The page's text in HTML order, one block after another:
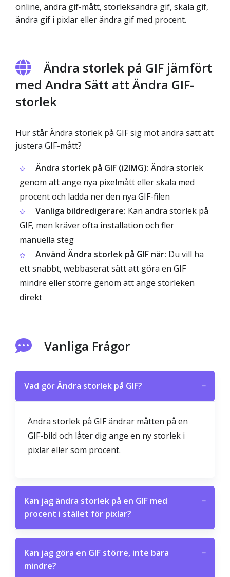
online, ändra gif-mått, storleksändra gif, skala gif,
ändra gif i pixlar eller ändra gif med procent.
Ändra storlek på GIF jämfört
med Andra Sätt att Ändra GIF-
storlek
Hur står Ändra storlek på GIF sig mot andra sätt att
justera GIF-mått?
Ändra storlek på GIF (i2IMG): Ändra storlek
genom att ange nya pixelmått eller skala med
procent och ladda ner den nya GIF-filen
Vanliga bildredigerare: Kan ändra storlek på
GIF, men kräver ofta installation och fler
manuella steg
Använd Ändra storlek på GIF när: Du vill ha
ett snabbt, webbaserat sätt att göra en GIF
mindre eller större genom att ange storleken
direkt
Vanliga Frågor
Vad gör Ändra storlek på GIF? −
Ändra storlek på GIF ändrar måtten på en
GIF-bild och låter dig ange en ny storlek i
pixlar eller som procent.
Kan jag ändra storlek på en GIF med
procent i stället för pixlar?
−
Kan jag göra en GIF större, inte bara
mindre?
−